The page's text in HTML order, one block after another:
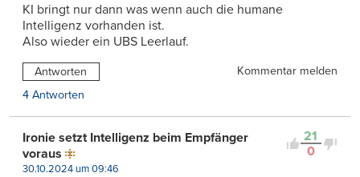
KI bringt nur dann was wenn auch die humane
Intelligenz vorhanden ist.
Also wieder ein UBS Leerlauf.
Antworten
Kommentar melden
4 Antworten
21
0
Ironie setzt Intelligenz beim Empfänger
voraus
30.10.2024 um 09:46